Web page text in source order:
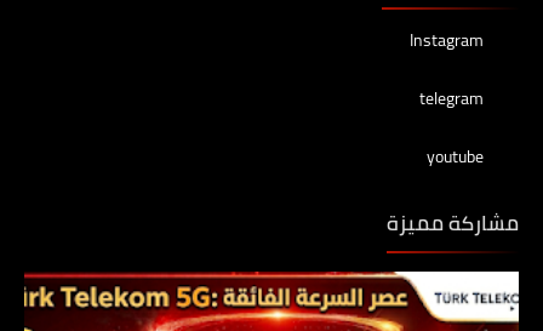
Instagram
telegram
youtube
مشاركة مميزة